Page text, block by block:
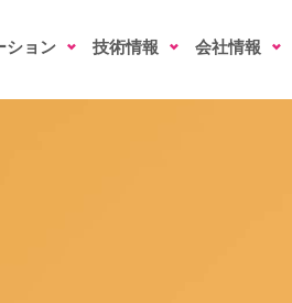
ション 技術情報 会社情報